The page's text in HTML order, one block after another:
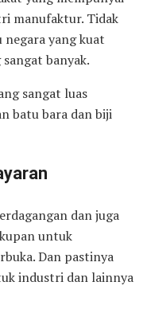
manufaktur. Tidak
yang kuat
banyak.
sangat luas
batu bara dan biji
dan juga
untuk
Dan pastinya
industri dan lainnya